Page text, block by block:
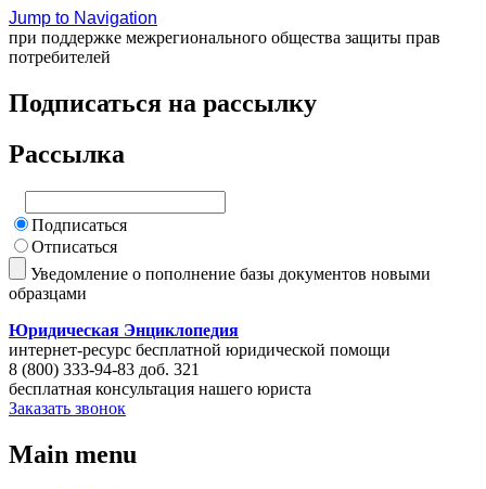
Jump to Navigation
при поддержке межрегионального общества защиты прав
потребителей
Подписаться на рассылку
Рассылка
Подписаться
Отписаться
Уведомление о пополнение базы документов новыми
образцами
Юридическая Энциклопедия
интернет-ресурс бесплатной юридической помощи
8 (800) 333-94-83 доб. 321
бесплатная консультация нашего юриста
Заказать звонок
Main menu